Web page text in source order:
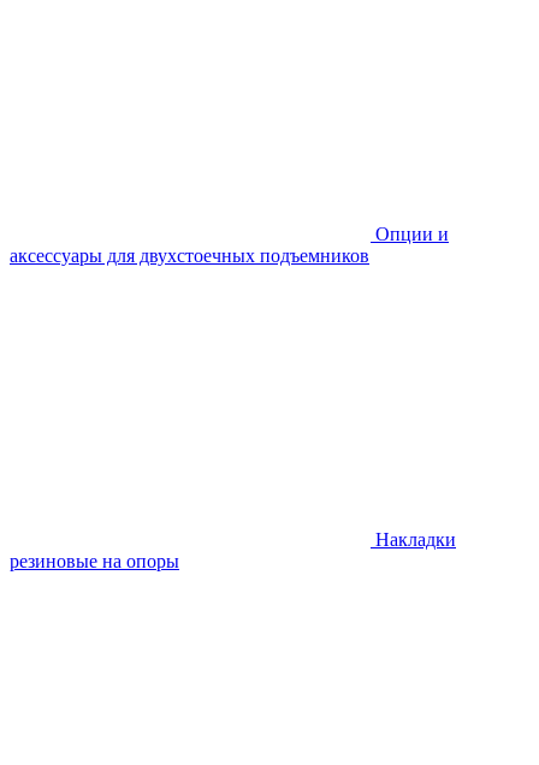
Опции и
аксессуары для двухстоечных подъемников
Накладки
резиновые на опоры